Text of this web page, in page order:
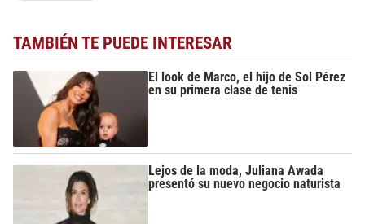
TAMBIÉN TE PUEDE INTERESAR
El look de Marco, el hijo de Sol Pérez
en su primera clase de tenis
Lejos de la moda, Juliana Awada
presentó su nuevo negocio naturista